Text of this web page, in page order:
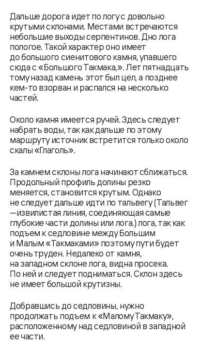
Дальше дорога идет по логу с довольно
крутыми склонами. Местами встречаются
небольшие выходы серпентинов. Дно лога
пологое. Такой характер оно имеет
до большого сиенитового камня, упавшего
сюда с «Большого Такмака,». Лет пятнадцать
тому назад камень этот был цел, а позднее
кем-то взорван и распался на несколько
частей.
Около камня имеется ручей. Здесь следует
набрать воды, так как дальше по этому
маршруту источник встретится только около
скалы «Глаголь».
За камнем склоны лога начинают сближаться.
Продольный профиль долины резко
меняется, становится крутым. Однако
не следует дальше идти по тальвегу (Тальвег
—извилистая линия, соединяющая самые
глубокие части долины или лога.) лога, так как
подъем к седловине между Большим
и Малым «Такмаками» поэтому пути будет
очень труден. Недалеко от камня,
на западном склоне лога, видна просека.
По ней и следует подниматься. Склон здесь
не имеет большой крутизны.
Добравшись до седловины, нужно
продолжать подъем к «Малому Такмаку»,
расположенному над седловиной в западной
ее части.